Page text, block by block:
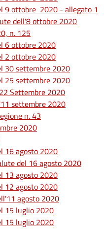
9 ottobre 2020 - allegato 1
dell'8 ottobre 2020
n. 125
6 ottobre 2020
2 ottobre 2020
30 settembre 2020
25 settembre 2020
Settembre 2020
settembre 2020
n. 43
2020
16 agosto 2020
del 16 agosto 2020
13 agosto 2020
12 agosto 2020
agosto 2020
15 luglio 2020
15 luglio 2020